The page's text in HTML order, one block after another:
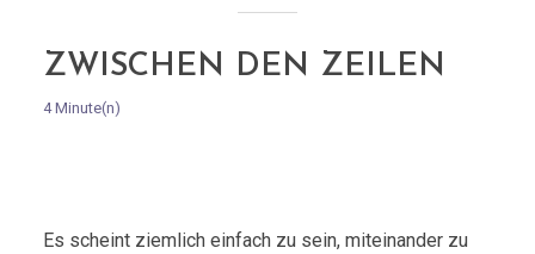
ZWISCHEN DEN ZEILEN
4 Minute(n)
Es scheint ziemlich einfach zu sein, miteinander zu